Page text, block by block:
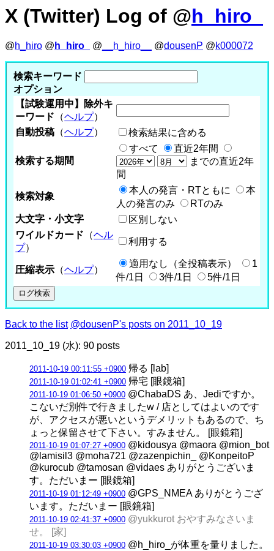
X (Twitter) Log of @h_hiro_
@h_hiro @ h_hiro_ @ __h_hiro__ @dousenP @k000072
検索キーワード
オプション
【試験運用中】除外キ
ーワード （ヘルプ）
自動投稿 （ヘルプ） 検索結果に含める
検索する期間
すべて
直近2年間
までの直近2年
間
検索対象
本人の発言・RTともに
本
人の発言のみ
RTのみ
大文字・小文字
区別しない
ワイルドカード （ヘル
プ）
利用する
圧縮表示 （ヘルプ）
適用なし（全投稿表示）
1
件/1日
3件/1日 5件/1日
Back to the list @dousenP's posts on 2011_10_19
2011_10_19 (水): 90 posts
2011-10-19 00:11:55 +0900 帰る [lab]
2011-10-19 01:02:41 +0900 帰宅 [眼鏡箱]
2011-10-19 01:06:50 +0900 @ChabaDS あ、Jediですか。
こないだ別件で行きましたw / 店としてはよいのです
が、アクセスが悪いというデメリットもあるので、ち
ょっと保留させて下さい。すみません。 [眼鏡箱]
2011-10-19 01:07:27 +0900 @kidousya @maora @mion_bot
@lamisil3 @moha721 @zazenpichin_ @KonpeitoP
@kurocub @tamosan @vidaes ありがとうございま
す。ただいまー [眼鏡箱]
2011-10-19 01:12:49 +0900 @GPS_NMEA ありがとうござ
います。ただいまー [眼鏡箱]
2011-10-19 02:41:37 +0900 @yukkurot おやすみなさいま
せ。 [家]
2011-10-19 03:30:03 +0900 @h_hiro_が体重を量りました。